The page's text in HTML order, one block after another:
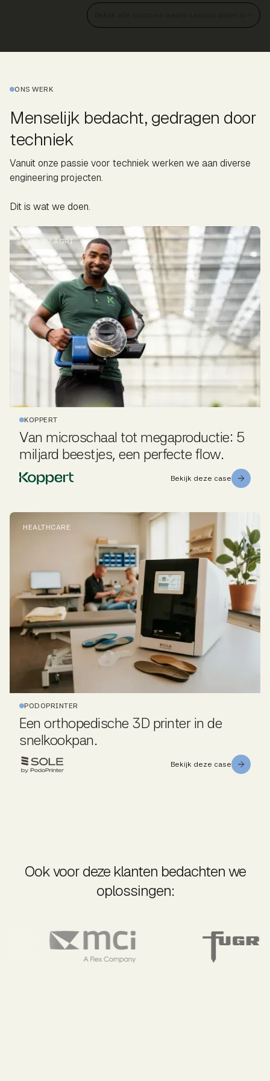
ONS WERK
Menselijk bedacht, gedragen door
techniek
Vanuit onze passie voor techniek werken we aan diverse
engineering projecten.
Dit is wat we doen.
HORTI / AGRI
KOPPERT
Van microschaal tot megaproductie: 5
miljard beestjes, een perfecte flow.
Bekijk deze case
HEALTHCARE
PODOPRINTER
Een orthopedische 3D printer in de
snelkookpan.
Bekijk deze case
Ook voor deze klanten bedachten we
oplossingen: